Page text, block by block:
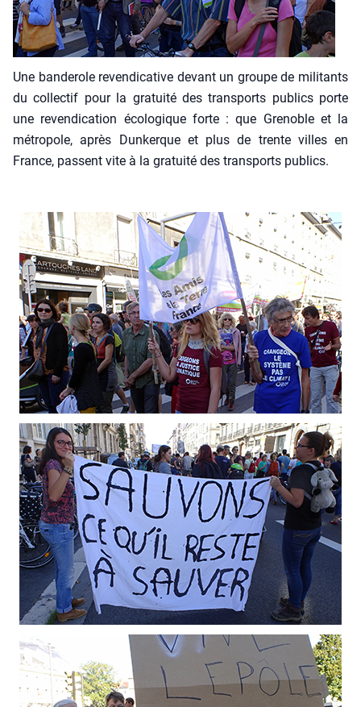
Une ban­de­role reven­di­ca­tive devant un groupe de mili­tants
du col­lec­tif pour la gra­tui­té des trans­ports publics porte
une reven­di­ca­tion éco­lo­gique forte : que Gre­noble et la
métro­pole, après Dun­kerque et plus de trente villes en
France, passent vite à la gra­tui­té des trans­ports publics.